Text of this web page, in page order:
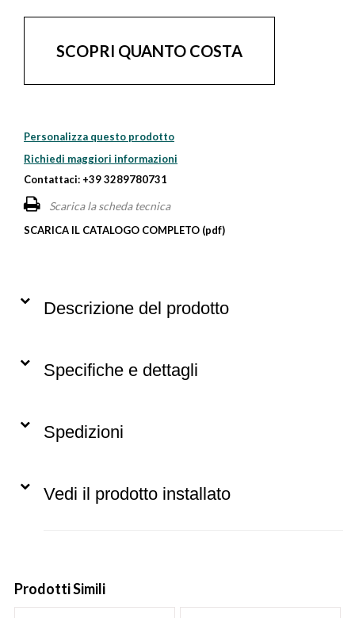
SCOPRI QUANTO COSTA
Personalizza questo prodotto
Richiedi maggiori informazioni
Contattaci: +39 3289780731
Scarica la scheda tecnica
SCARICA IL CATALOGO COMPLETO (pdf)
Descrizione del prodotto
Specifiche e dettagli
Spedizioni
Vedi il prodotto installato
Prodotti Simili